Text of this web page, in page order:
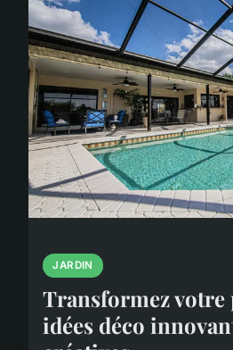
JARDIN
Transformez votre
idées déco